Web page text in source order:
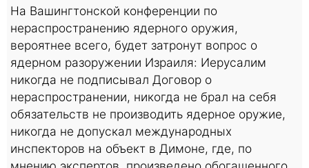
На Вашингтонской конференции по
нераспространению ядерного оружия,
вероятнее всего, будет затронут вопрос о
ядерном разоружении Израиля: Иерусалим
никогда не подписывал Договор о
нераспространении, никогда не брал на себя
обязательств не производить ядерное оружие,
никогда не допускал международных
инспекторов на объект в Димоне, где, по